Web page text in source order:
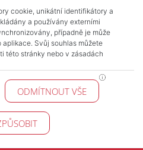
conditions
personal data
estate's
processing
reality
Praha 4
cookie, unikátní identifikátory a
a používány externími
případně je může
Svůj souhlas můžete
této stránky nebo v zásadách
ODMÍTNOUT VŠE